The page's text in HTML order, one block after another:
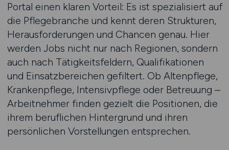
Portal einen klaren Vorteil: Es ist spezialisiert auf
die Pflegebranche und kennt deren Strukturen,
Herausforderungen und Chancen genau. Hier
werden Jobs nicht nur nach Regionen, sondern
auch nach Tätigkeitsfeldern, Qualifikationen
und Einsatzbereichen gefiltert. Ob Altenpflege,
Krankenpflege, Intensivpflege oder Betreuung –
Arbeitnehmer finden gezielt die Positionen, die
ihrem beruflichen Hintergrund und ihren
persönlichen Vorstellungen entsprechen.